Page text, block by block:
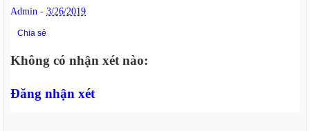
Admin -3/26/2019
Chia sẻ
Không có nhận xét nào:
Đăng nhận xét